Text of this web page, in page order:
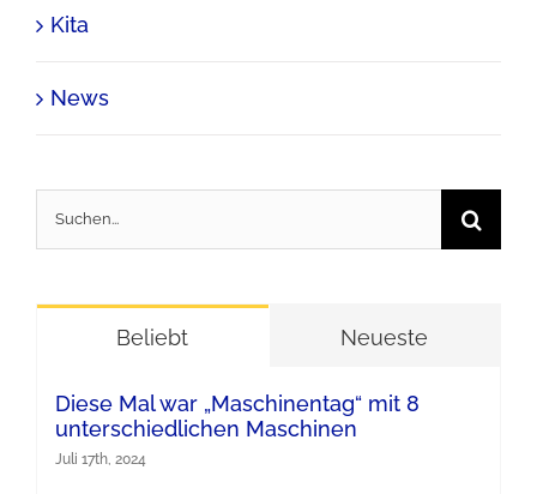
Kita
News
Suche
Beliebt Neueste
Diese Mal war „Maschinentag“ mit 8
unterschiedlichen Maschinen
Juli 17th, 2024